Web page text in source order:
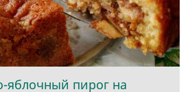
яблочный пирог на